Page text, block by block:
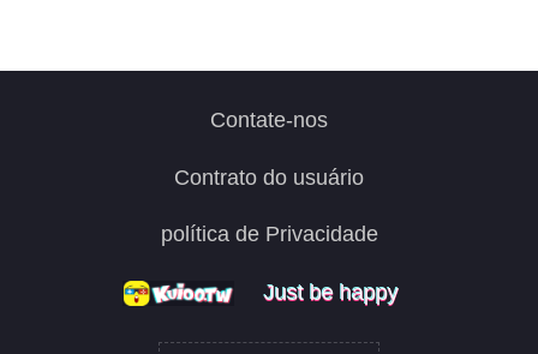
Contate-nos
Contrato do usuário
política de Privacidade
Just be happy
Just be happy
Just be happy